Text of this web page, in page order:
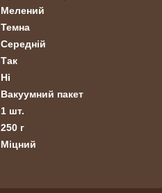
Мелений
Темна
Середній
Так
Ні
Вакуумний пакет
1 шт.
250 г
Міцний